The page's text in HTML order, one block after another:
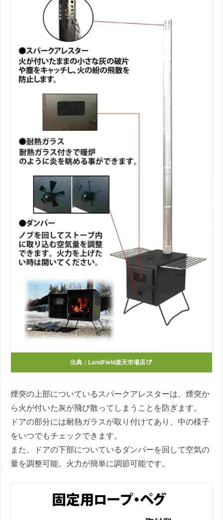
出典： LandField楽天市場店
煙突の上部についているスパークアレスターは、煙突か
ら火が付いた灰が飛び散ってしまうことを防ぎます。
ドアの部分には耐熱ガラスが取り付けてあり、中の様子
をいつでもチェックできます。
また、ドアの下部についているダンパーを回して空気の
量を調整可能。火力が簡単に調節可能です。